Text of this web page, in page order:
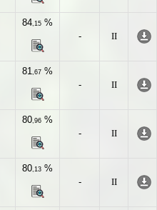
84,15 %
-
II
81,67 %
-
II
80,96 %
-
II
80,13 %
-
II